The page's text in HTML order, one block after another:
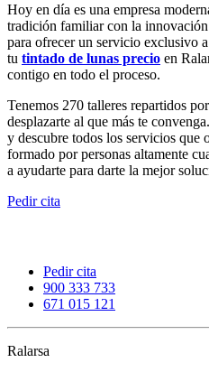
Hoy en día es una empresa
tradición familiar con la
para ofrecer un servicio exclusivo
tu tintado de lunas precio en
contigo en todo el proceso.
Tenemos 270 talleres repartidos
desplazarte al que más te
y descubre todos los servicios que
formado por personas altamente
a ayudarte para darte la mejor
Pedir cita
Pedir cita
900 333 733
671 015 121
Ralarsa